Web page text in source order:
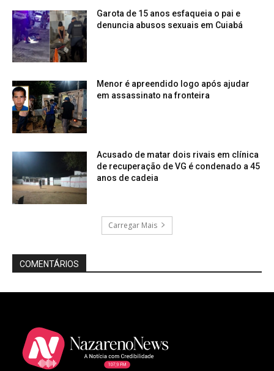
Garota de 15 anos esfaqueia o pai e
denuncia abusos sexuais em Cuiabá
Menor é apreendido logo após ajudar
em assassinato na fronteira
Acusado de matar dois rivais em clínica
de recuperação de VG é condenado a 45
anos de cadeia
Carregar Mais
COMENTÁRIOS